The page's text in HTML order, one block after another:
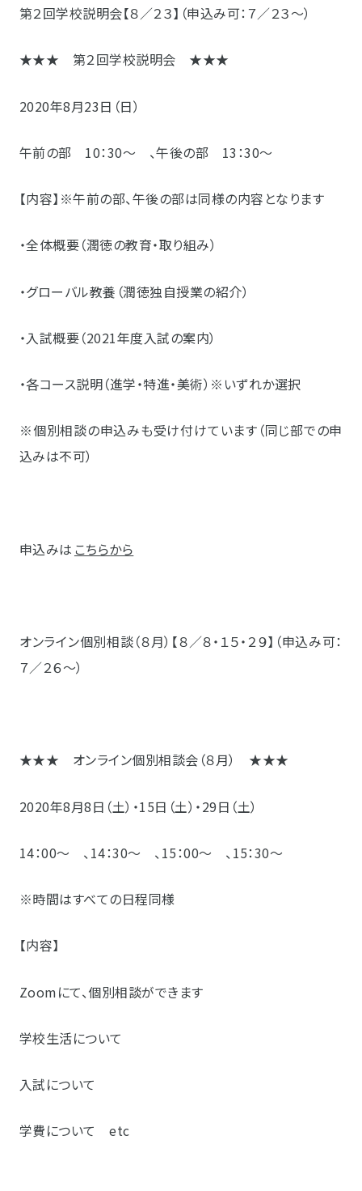
第２回学校説明会【８／２３】（申込み可：７／２３～）
★★★ 第２回学校説明会 ★★★
2020年8月23日（日）
午前の部 10：30～ 、午後の部 13：30～
【内容】※午前の部、午後の部は同様の内容となります
・全体概要（潤徳の教育・取り組み）
・グローバル教養（潤徳独自授業の紹介）
・入試概要（2021年度入試の案内）
・各コース説明（進学・特進・美術）※いずれか選択
※個別相談の申込みも受け付けています（同じ部での申
込みは不可）
申込みは こちらから
オンライン個別相談（８月）【８／８・１５・２９】（申込み可：
７／２６～）
★★★ オンライン個別相談会（８月） ★★★
2020年8月8日（土）・15日（土）・29日（土）
14：00～ 、14：30～ 、15：00～ 、15：30～
※時間はすべての日程同様
【内容】
Zoomにて、個別相談ができます
学校生活について
入試について
学費について etc